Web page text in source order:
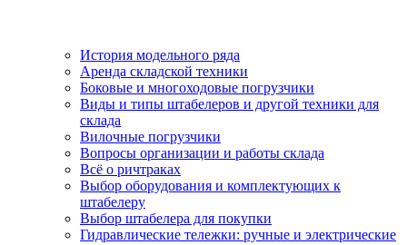
История модельного ряда
Аренда складской техники
Боковые и многоходовые погрузчики
Виды и типы штабелеров и другой техники для
склада
Вилочные погрузчики
Вопросы организации и работы склада
Всё о ричтраках
Выбор оборудования и комплектующих к
штабелеру
Выбор штабелера для покупки
Гидравлические тележки: ручные и электрические